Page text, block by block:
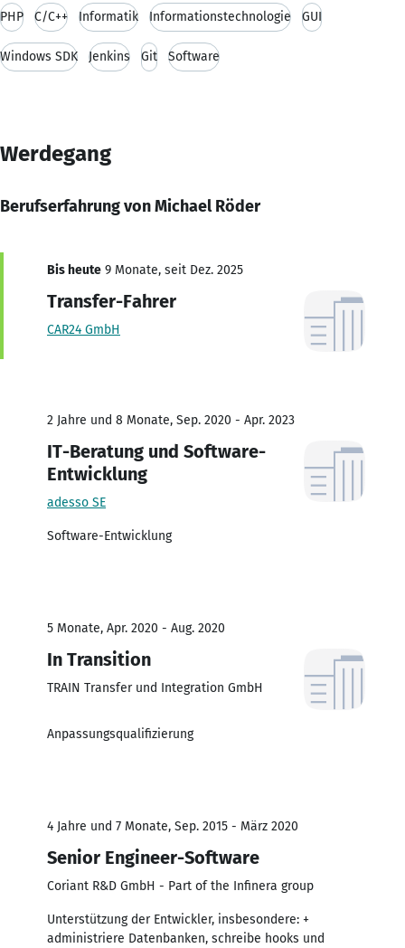
PHP C/C++ Informatik Informationstechnologie GUI
Windows SDK Jenkins Git Software
Werdegang
Berufserfahrung von Michael Röder
Bis heute 9 Monate, seit Dez. 2025
Transfer-Fahrer
CAR24 GmbH
2 Jahre und 8 Monate, Sep. 2020 - Apr. 2023
IT-Beratung und Software-
Entwicklung
adesso SE
Software-Entwicklung
5 Monate, Apr. 2020 - Aug. 2020
In Transition
TRAIN Transfer und Integration GmbH
Anpassungsqualifizierung
4 Jahre und 7 Monate, Sep. 2015 - März 2020
Senior Engineer-Software
Coriant R&D GmbH - Part of the Infinera group
Unterstützung der Entwickler, insbesondere: +
administriere Datenbanken, schreibe hooks und